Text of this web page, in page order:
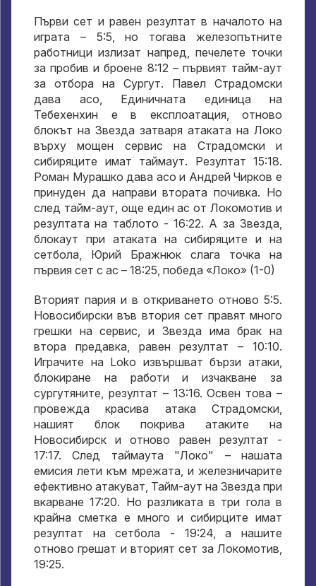
Първи сет и равен резултат в началото на
играта – 5:5, но тогава железопътните
работници излизат напред, печелете точки
за пробив и броене 8:12 – първият тайм-аут
за отбора на Сургут. Павел Страдомски
дава асо, Единичната единица на
Тебехенхин е в експлоатация, отново
блокът на Звезда затваря атаката на Локо
върху мощен сервис на Страдомски и
сибиряците имат таймаут. Резултат 15:18.
Роман Мурашко дава асо и Андрей Чирков е
принуден да направи втората почивка. Но
след тайм-аут, още един ас от Локомотив и
резултата на таблото - 16:22. А за Звезда,
блокаут при атаката на сибиряците и на
сетбола, Юрий Бражнюк слага точка на
първия сет с ас – 18:25, победа «Локо» (1-0)
Вторият пария и в откриването отново 5:5.
Новосибирски във втория сет правят много
грешки на сервис, и Звезда има брак на
втора предавка, равен резултат – 10:10.
Играчите на Loko извършват бързи атаки,
блокиране на работи и изчакване за
сургутяните, резултат – 13:16. Освен това –
провежда красива атака Страдомски,
нашият блок покрива атаките на
Новосибирск и отново равен резултат -
17:17. След таймаута "Локо" – нашата
емисия лети към мрежата, и железничарите
ефективно атакуват, Тайм-аут на Звезда при
вкарване 17:20. Но разликата в три гола в
крайна сметка е много и сибирците имат
резултат на сетбола - 19:24, а нашите
отново грешат и вторият сет за Локомотив,
19:25.